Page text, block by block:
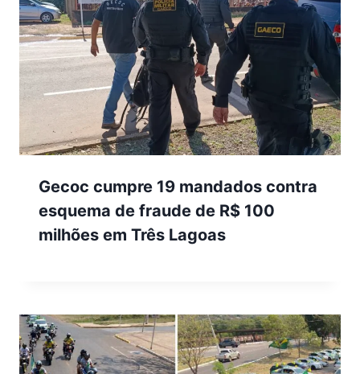
Gecoc cumpre 19 mandados contra
esquema de fraude de R$ 100
milhões em Três Lagoas